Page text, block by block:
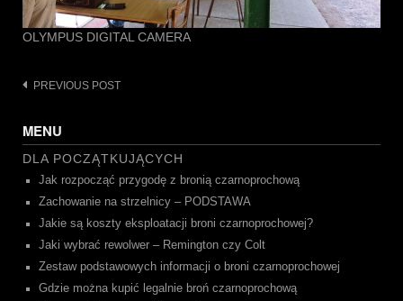
OLYMPUS DIGITAL CAMERA
Post
PREVIOUS POST
MENU
DLA POCZĄTKUJĄCYCH
Jak rozpocząć przygodę z bronią czarnoprochową
Zachowanie na strzelnicy – PODSTAWA
Jakie są koszty eksploatacji broni czarnoprochowej?
Jaki wybrać rewolwer – Remington czy Colt
Zestaw podstawowych informacji o broni czarnoprochowej
Gdzie można kupić legalnie broń czarnoprochową